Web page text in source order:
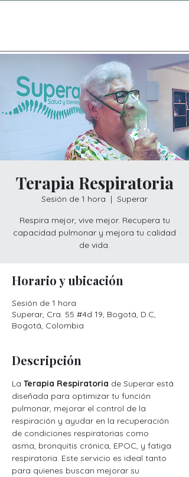
Terapia Respiratoria
Sesión de 1 hora
  |
Superar
Respira mejor, vive mejor. Recupera tu
capacidad pulmonar y mejora tu calidad
de vida.
Horario y ubicación
Sesión de 1 hora
Superar, Cra. 55 #4d 19, Bogotá, D.C,
Bogotá, Colombia
Descripción
La Terapia Respiratoria de Superar está
diseñada para optimizar tu función
pulmonar, mejorar el control de la
respiración y ayudar en la recuperación
de condiciones respiratorias como
asma, bronquitis crónica, EPOC, y fatiga
respiratoria. Este servicio es ideal tanto
para quienes buscan mejorar su